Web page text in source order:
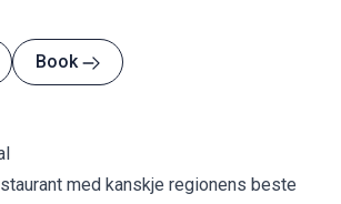
Book
med kanskje regionens beste